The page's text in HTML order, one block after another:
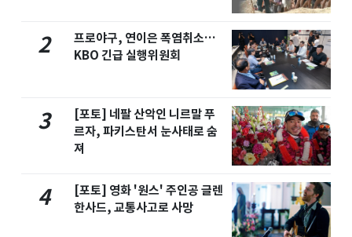
2
프로야구, 연이은 폭염취소…
KBO 긴급 실행위원회
3
[포토] 네팔 산악인 니르말 푸
르자, 파키스탄서 눈사태로 숨
져
4
[포토] 영화 '원스' 주인공 글렌
한사드, 교통사고로 사망